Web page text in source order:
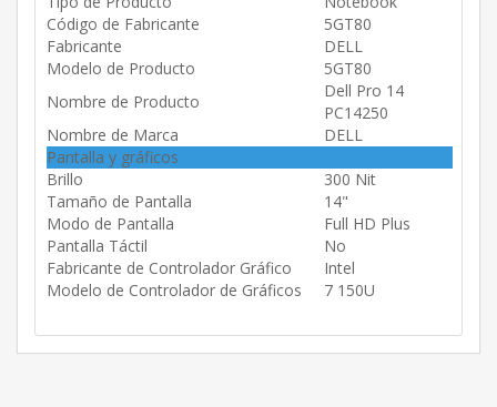
Código de Fabricante
5GT80
Fabricante
DELL
Modelo de Producto
5GT80
Nombre de Producto
Dell Pro 14
PC14250
Nombre de Marca
DELL
Pantalla y gráficos
Brillo
300 Nit
Tamaño de Pantalla
14"
Modo de Pantalla
Full HD Plus
Pantalla Táctil
No
Fabricante de Controlador Gráfico
Intel
Modelo de Controlador de Gráficos
7 150U